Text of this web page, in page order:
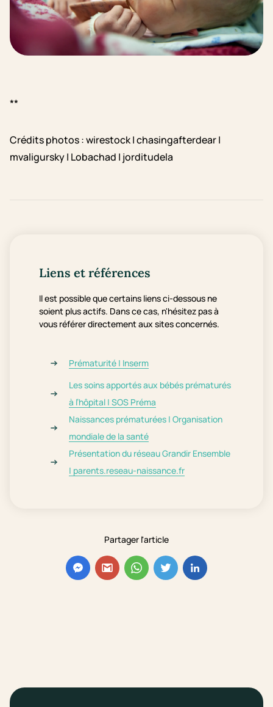
Partager l'article
**
Crédits photos : wirestock | chasingafterdear |
mvaligursky | Lobachad | jorditudela
Liens et références
Il est possible que certains liens ci-dessous ne
soient plus actifs. Dans ce cas, n'hésitez pas à
vous référer directement aux sites concernés.
Prématurité | Inserm
Les soins apportés aux bébés prématurés
à l’hôpital | SOS Préma
Naissances prématurées | Organisation
mondiale de la santé
Présentation du réseau Grandir Ensemble
| parents.reseau-naissance.fr